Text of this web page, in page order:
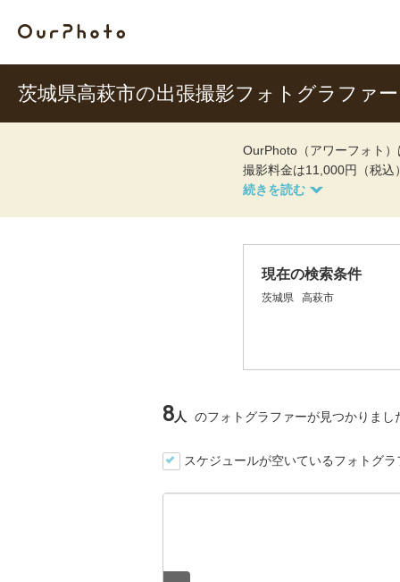
茨城県高萩市の出張撮影フォトグラファー
OurPhoto（アワーフォト
撮影料金は11,000円（税込
現在の検索条件
茨城県 高萩市
8人 のフォトグラファーが見つかりまし
スケジュールが空いているフォトグ